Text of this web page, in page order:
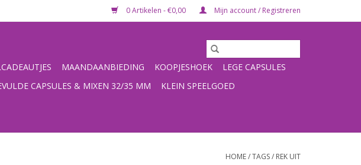
0 Artikelen - €0,00 Mijn account / Registreren
MAANDAANBIEDING KOOPJESHOEK
LEGE CAPSULES
CAPSULES & MIXEN 32/35 MM
KLEIN SPEELGOED
HOME/TAGS/ REK UIT